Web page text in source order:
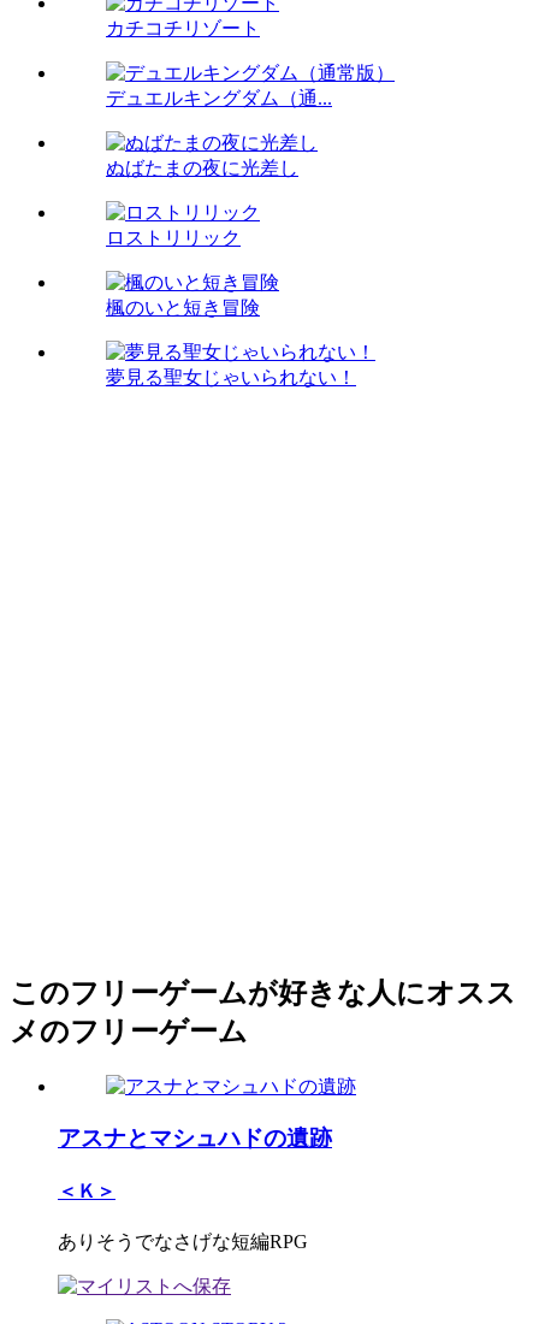
カチコチリゾート
デュエルキングダム（通...
ぬばたまの夜に光差し
ロストリリック
楓のいと短き冒険
夢見る聖女じゃいられない！
このフリーゲームが好きな人にオスス
メのフリーゲーム
アスナとマシュハドの遺跡
＜Ｋ＞
ありそうでなさげな短編RPG